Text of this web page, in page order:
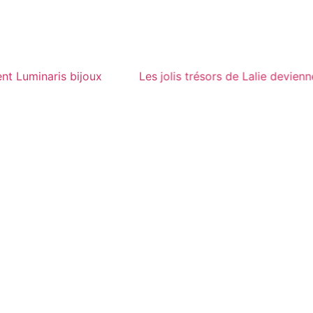
Luminaris bijoux Les jolis trésors de Lalie